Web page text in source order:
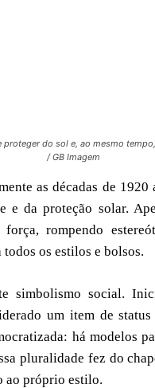
do sol e, ao mesmo
/ GB Imagem
as décadas de
e da proteção solar.
rompendo
os estilos e bolsos.
simbolismo social.
um item de
há modelos
pluralidade fez do
ao próprio estilo.